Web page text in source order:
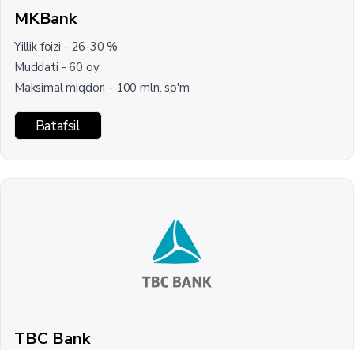
MKBank
Yillik foizi - 26-30 %
Muddati - 60 oy
Maksimal miqdori - 100 mln. so'm
Batafsil
TBC Bank